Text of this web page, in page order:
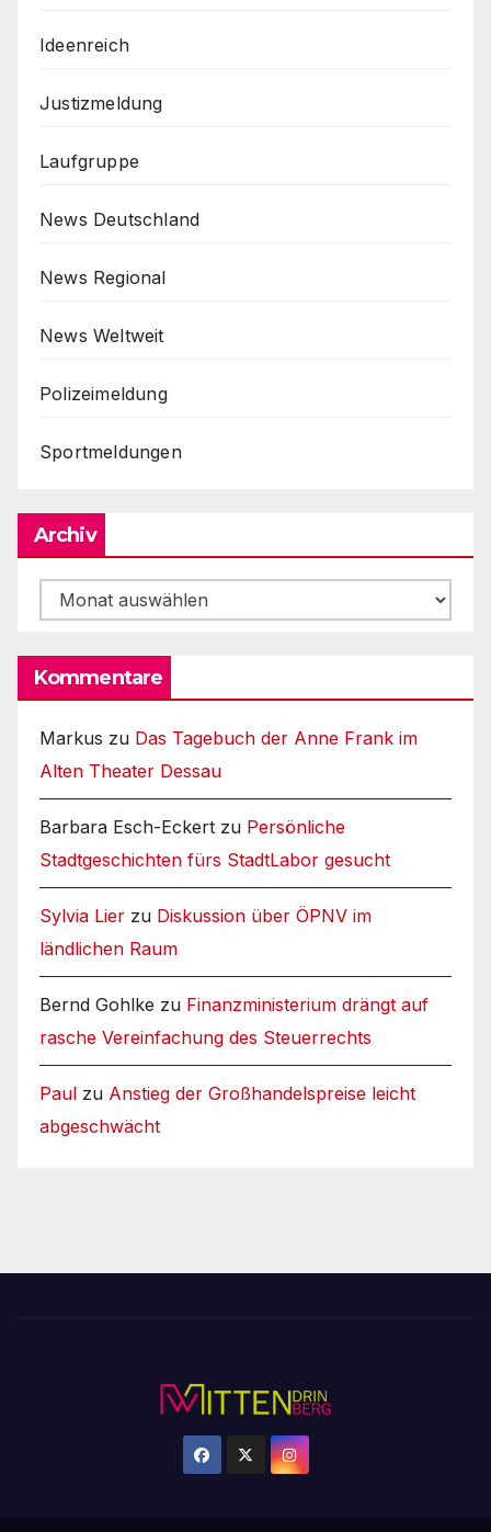
Ideenreich
Justizmeldung
Laufgruppe
News Deutschland
News Regional
News Weltweit
Polizeimeldung
Sportmeldungen
Archiv
Archiv
Kommentare
Markus zu Das Tagebuch der Anne Frank im
Alten Theater Dessau
Barbara Esch-Eckert zu Persönliche
Stadtgeschichten fürs StadtLabor gesucht
Sylvia Lier zu Diskussion über ÖPNV im
ländlichen Raum
Bernd Gohlke zu Finanzministerium drängt auf
rasche Vereinfachung des Steuerrechts
Paul zu Anstieg der Großhandelspreise leicht
abgeschwächt